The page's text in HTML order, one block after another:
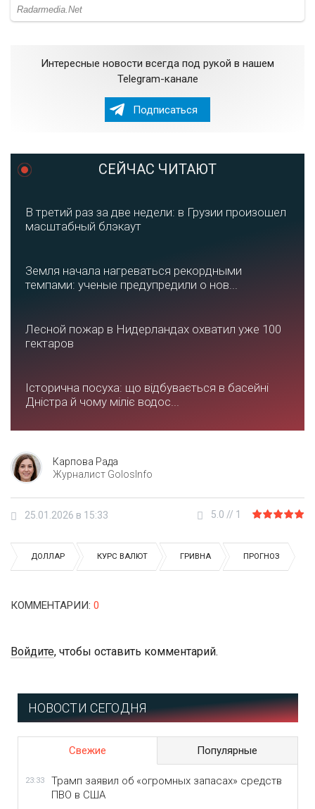
Интересные новости всегда под рукой в нашем
Telegram-канале
Подписаться
СЕЙЧАС ЧИТАЮТ
В третий раз за две недели: в Грузии произошел
масштабный блэкаут
Земля начала нагреваться рекордными
темпами: ученые предупредили о нов...
Лесной пожар в Нидерландах охватил уже 100
гектаров
Історична посуха: що відбувається в басейні
Дністра й чому міліє водос...
Карпова Рада
Журналист GolosInfo
25.01.2026 в 15:33 5.0 // 1
ДОЛЛАР КУРС ВАЛЮТ ГРИВНА ПРОГНОЗ
КОММЕНТАРИИ: 0
Войдите, чтобы оставить комментарий.
НОВОСТИ СЕГОДНЯ
Свежие Популярные
23:33
Трамп заявил об «огромных запасах» средств
ПВО в США